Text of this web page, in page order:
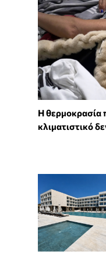
Η θερμοκρασία
κλιματιστικό